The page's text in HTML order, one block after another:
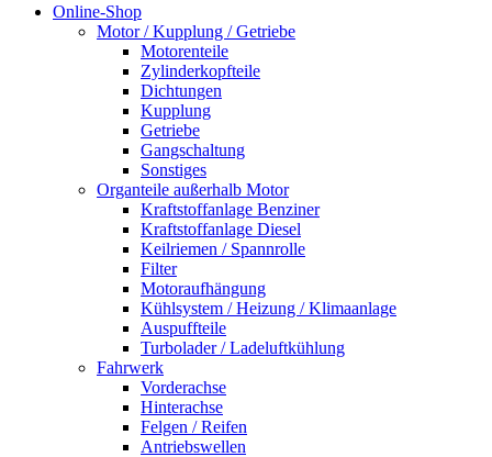
Online-Shop
Motor / Kupplung / Getriebe
Motorenteile
Zylinderkopfteile
Dichtungen
Kupplung
Getriebe
Gangschaltung
Sonstiges
Organteile außerhalb Motor
Kraftstoffanlage Benziner
Kraftstoffanlage Diesel
Keilriemen / Spannrolle
Filter
Motoraufhängung
Kühlsystem / Heizung / Klimaanlage
Auspuffteile
Turbolader / Ladeluftkühlung
Fahrwerk
Vorderachse
Hinterachse
Felgen / Reifen
Antriebswellen